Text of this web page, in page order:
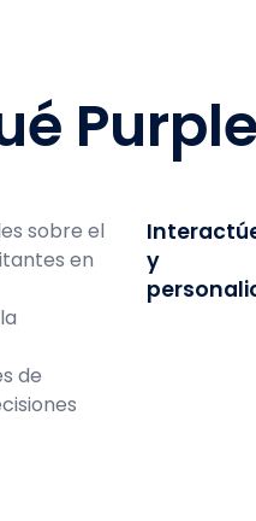
sobre el
en
de
y